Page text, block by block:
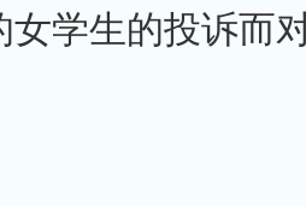
女学生的投诉而